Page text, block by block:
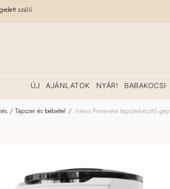
szülő
ÚJ AJÁNLATOK NYÁR! BABAKOCSI
Tápszer és bébiétel Neno Primavera tápszerkészítő gép